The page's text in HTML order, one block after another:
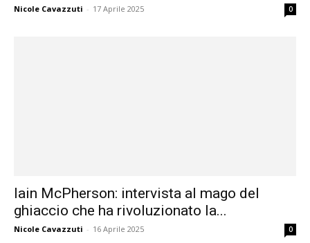
Nicole Cavazzuti - 17 Aprile 2025 0
Iain McPherson: intervista al mago del
ghiaccio che ha rivoluzionato la...
Nicole Cavazzuti - 16 Aprile 2025 0